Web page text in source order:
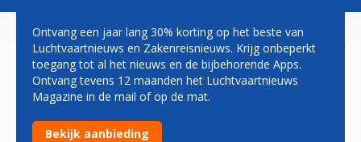
AMSTERDAM, AJAX EN AMS
SCHIPHOL
Ontvang een jaar lang 30% korting op het beste van
Luchtvaartnieuws en Zakenreisnieuws. Krijg onbeperkt
toegang tot al het nieuws en de bijbehorende Apps.
Ontvang tevens 12 maanden het Luchtvaartnieuws
Magazine in de mail of op de mat.
Bekijk aanbieding